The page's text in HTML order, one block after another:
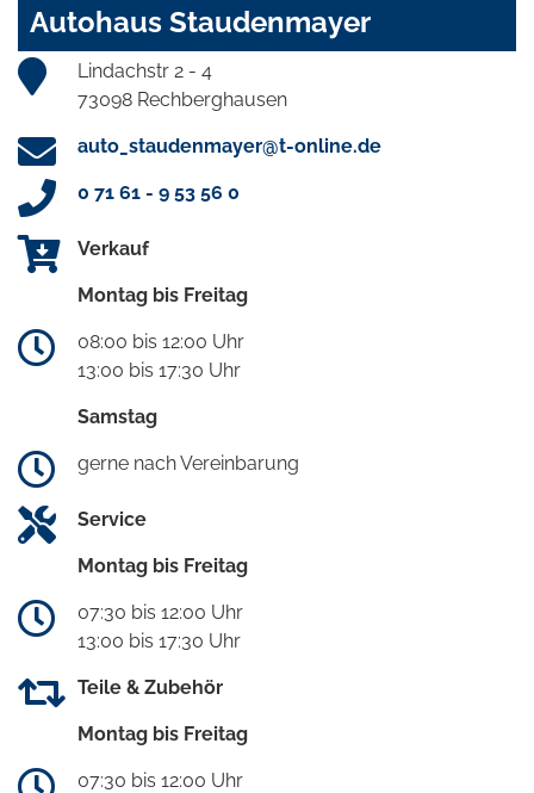
Autohaus Staudenmayer
Lindachstr 2 - 4
73098 Rechberghausen
auto_staudenmayer@t-online.de
0 71 61 - 9 53 56 0
Verkauf
Montag bis Freitag
08:00 bis 12:00 Uhr
13:00 bis 17:30 Uhr
Samstag
gerne nach Vereinbarung
Service
Montag bis Freitag
07:30 bis 12:00 Uhr
13:00 bis 17:30 Uhr
Teile & Zubehör
Montag bis Freitag
07:30 bis 12:00 Uhr